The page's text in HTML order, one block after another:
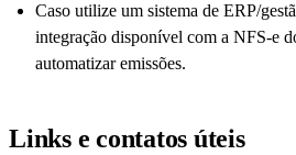
Caso utilize um sistema de ERP/
integração disponível com a NFS-e
automatizar emissões.
Links e contatos úteis